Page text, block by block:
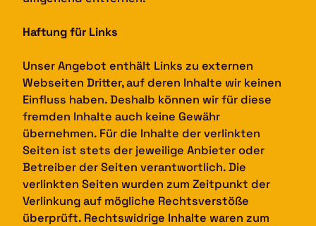
Haftung für Links
Unser Angebot enthält Links zu externen
Webseiten Dritter, auf deren Inhalte wir keinen
Einfluss haben. Deshalb können wir für diese
fremden Inhalte auch keine Gewähr
übernehmen. Für die Inhalte der verlinkten
Seiten ist stets der jeweilige Anbieter oder
Betreiber der Seiten verantwortlich. Die
verlinkten Seiten wurden zum Zeitpunkt der
Verlinkung auf mögliche Rechtsverstöße
überprüft. Rechtswidrige Inhalte waren zum